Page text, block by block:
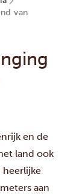
van
en de
land ook
heerlijke
aan